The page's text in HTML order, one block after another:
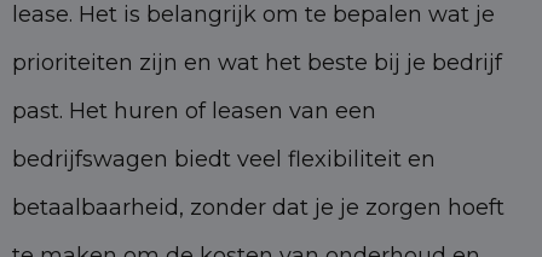
lease. Het is belangrijk om te bepalen wat je
prioriteiten zijn en wat het beste bij je bedrijf
past. Het huren of leasen van een
bedrijfswagen biedt veel flexibiliteit en
betaalbaarheid, zonder dat je je zorgen hoeft